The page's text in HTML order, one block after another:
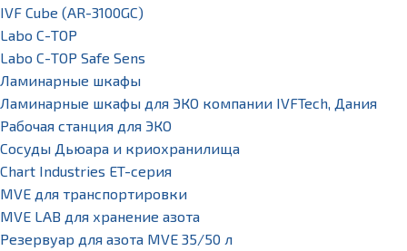
IVF Cube (AR-3100GC)
Labo С-ТОР
Labo С-ТОР Safe Sens
Ламинарные шкафы
Ламинарные шкафы для ЭКО компании IVFTech, Дания
Рабочая станция для ЭКО
Сосуды Дьюара и криохранилища
Chart Industries ET-серия
MVE для транспортировки
MVE LAB для хранение азота
Резервуар для азота MVE 35/50 л